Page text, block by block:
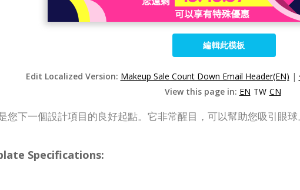
編輯此模板
Edit Localized Version: Makeup Sale Count Down Email Header(EN) |
View this page in: EN TW CN
您下一個設計項目的良好起點。它非常醒目，可以幫助您吸引眼球
Specifications: